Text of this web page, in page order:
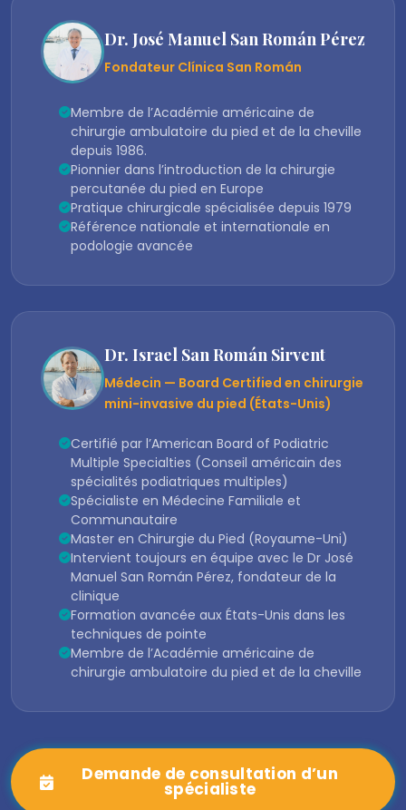
Dr. José Manuel San Román Pérez
Fondateur Clínica San Román
Membre de l’Académie américaine de
chirurgie ambulatoire du pied et de la cheville
depuis 1986.
Pionnier dans l’introduction de la chirurgie
percutanée du pied en Europe
Pratique chirurgicale spécialisée depuis 1979
Référence nationale et internationale en
podologie avancée
Dr. Israel San Román Sirvent
Médecin — Board Certified en chirurgie
mini-invasive du pied (États-Unis)
Certifié par l’American Board of Podiatric
Multiple Specialties (Conseil américain des
spécialités podiatriques multiples)
Spécialiste en Médecine Familiale et
Communautaire
Master en Chirurgie du Pied (Royaume-Uni)
Intervient toujours en équipe avec le Dr José
Manuel San Román Pérez, fondateur de la
clinique
Formation avancée aux États-Unis dans les
techniques de pointe
Membre de l’Académie américaine de
chirurgie ambulatoire du pied et de la cheville
Demande de consultation d’un
spécialiste